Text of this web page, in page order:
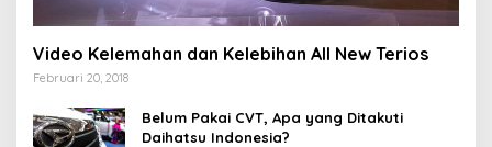
Video Kelemahan dan Kelebihan All New Terios
Februari 20, 2018
Belum Pakai CVT, Apa yang Ditakuti
Daihatsu Indonesia?